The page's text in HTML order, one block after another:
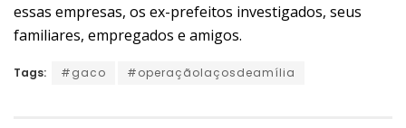
essas empresas, os ex-prefeitos investigados, seus
familiares, empregados e amigos.
Tags: #gaco #operaçãolaçosdeamília